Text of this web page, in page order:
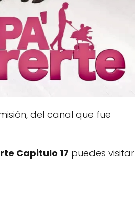
del canal que fue
Capitulo 17 puedes visitar